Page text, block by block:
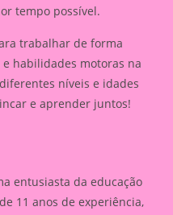
tempo possível.
trabalhar de forma
habilidades motoras na
níveis e idades
e aprender juntos!
entusiasta da educação
11 anos de experiência,